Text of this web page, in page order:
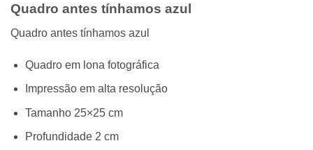
Quadro antes tínhamos azul
Quadro antes tínhamos azul
Quadro em lona fotográfica
Impressão em alta resolução
Tamanho 25×25 cm
Profundidade 2 cm